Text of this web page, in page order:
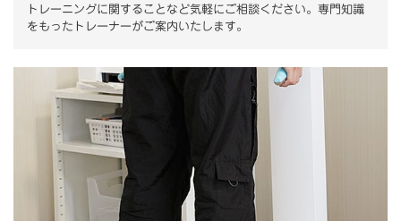
トレーニングに関することなど気軽にご相談ください。専門知識
をもったトレーナーがご案内いたします。